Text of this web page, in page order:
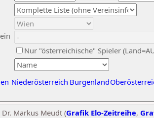
Nur "österreichische" Spieler
Niederösterreich Burgenland
Markus Meudt (Grafik Elo-Zeitreihe,